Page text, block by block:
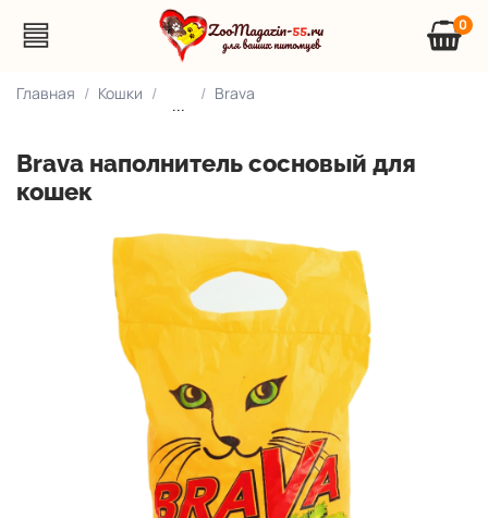
0
Главная Кошки
...
Brava
Brava наполнитель сосновый для
кошек